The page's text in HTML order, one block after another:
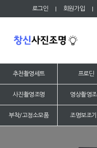
로그인 | 회원가입 |
추천촬영세트 프로딘
사진촬영조명 영상촬영
부착/고정소모품 조명보조기